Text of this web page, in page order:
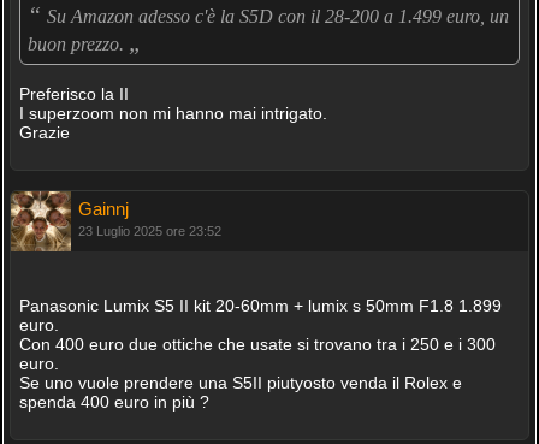
“ Su Amazon adesso c'è la S5D con il 28-200 a 1.499 euro, un
buon prezzo. „
Preferisco la II
I superzoom non mi hanno mai intrigato.
Grazie
Gainnj
23 Luglio 2025 ore 23:52
Panasonic Lumix S5 II kit 20-60mm + lumix s 50mm F1.8 1.899
euro.
Con 400 euro due ottiche che usate si trovano tra i 250 e i 300
euro.
Se uno vuole prendere una S5II piutyosto venda il Rolex e
spenda 400 euro in più ?